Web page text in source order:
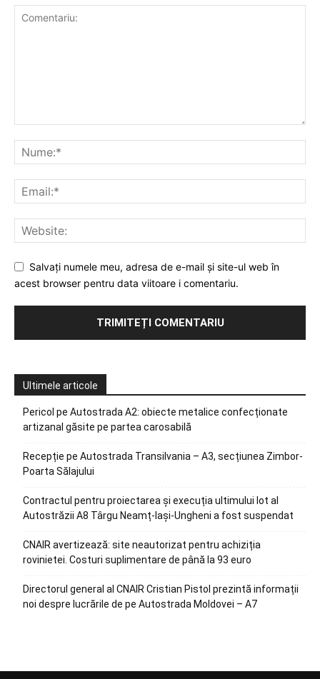
Salvați numele meu, adresa de e-mail și site-ul web în
acest browser pentru data viitoare i comentariu.
Ultimele articole
Pericol pe Autostrada A2: obiecte metalice confecționate
artizanal găsite pe partea carosabilă
Recepție pe Autostrada Transilvania – A3, secțiunea Zimbor-
Poarta Sălajului
Contractul pentru proiectarea și execuția ultimului lot al
Autostrăzii A8 Târgu Neamț-Iași-Ungheni a fost suspendat
CNAIR avertizează: site neautorizat pentru achiziția
rovinietei. Costuri suplimentare de până la 93 euro
Directorul general al CNAIR Cristian Pistol prezintă informații
noi despre lucrările de pe Autostrada Moldovei – A7